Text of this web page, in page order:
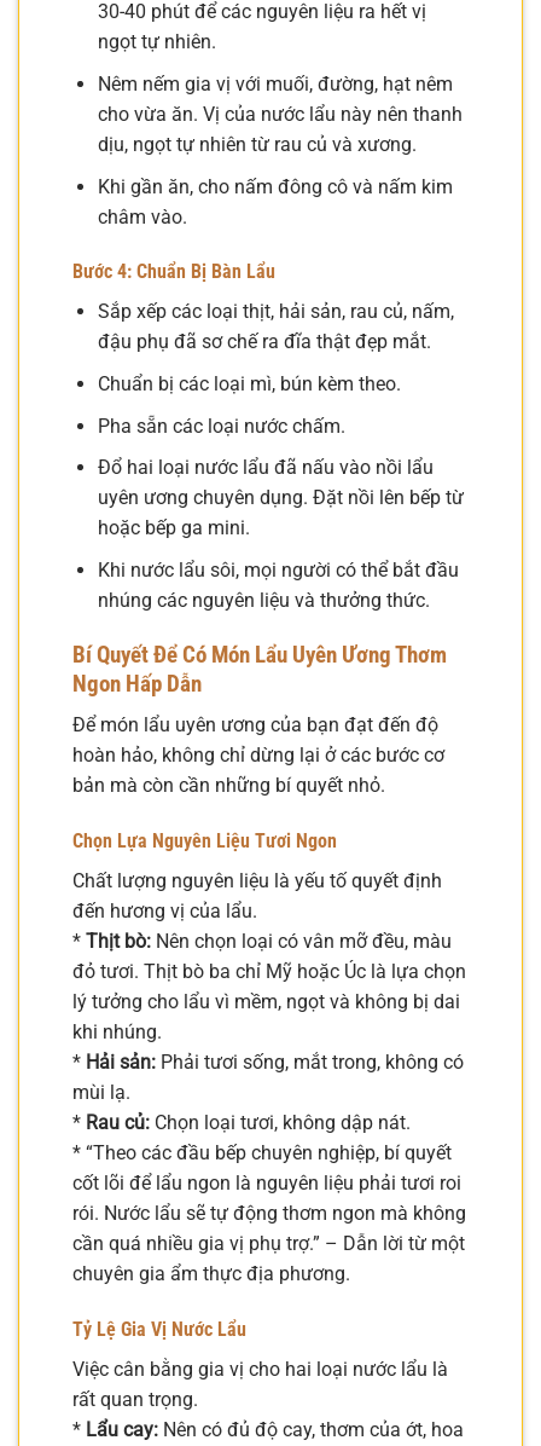
30-40 phút để các nguyên liệu ra hết vị
ngọt tự nhiên.
Nêm nếm gia vị với muối, đường, hạt nêm
cho vừa ăn. Vị của nước lẩu này nên thanh
dịu, ngọt tự nhiên từ rau củ và xương.
Khi gần ăn, cho nấm đông cô và nấm kim
châm vào.
Bước 4: Chuẩn Bị Bàn Lẩu
Sắp xếp các loại thịt, hải sản, rau củ, nấm,
đậu phụ đã sơ chế ra đĩa thật đẹp mắt.
Chuẩn bị các loại mì, bún kèm theo.
Pha sẵn các loại nước chấm.
Đổ hai loại nước lẩu đã nấu vào nồi lẩu
uyên ương chuyên dụng. Đặt nồi lên bếp từ
hoặc bếp ga mini.
Khi nước lẩu sôi, mọi người có thể bắt đầu
nhúng các nguyên liệu và thưởng thức.
Bí Quyết Để Có Món Lẩu Uyên Ương Thơm
Ngon Hấp Dẫn
Để món lẩu uyên ương của bạn đạt đến độ
hoàn hảo, không chỉ dừng lại ở các bước cơ
bản mà còn cần những bí quyết nhỏ.
Chọn Lựa Nguyên Liệu Tươi Ngon
Chất lượng nguyên liệu là yếu tố quyết định
đến hương vị của lẩu.
* Thịt bò: Nên chọn loại có vân mỡ đều, màu
đỏ tươi. Thịt bò ba chỉ Mỹ hoặc Úc là lựa chọn
lý tưởng cho lẩu vì mềm, ngọt và không bị dai
khi nhúng.
* Hải sản: Phải tươi sống, mắt trong, không có
mùi lạ.
* Rau củ: Chọn loại tươi, không dập nát.
* “Theo các đầu bếp chuyên nghiệp, bí quyết
cốt lõi để lẩu ngon là nguyên liệu phải tươi roi
rói. Nước lẩu sẽ tự động thơm ngon mà không
cần quá nhiều gia vị phụ trợ.” – Dẫn lời từ một
chuyên gia ẩm thực địa phương.
Tỷ Lệ Gia Vị Nước Lẩu
Việc cân bằng gia vị cho hai loại nước lẩu là
rất quan trọng.
* Lẩu cay: Nên có đủ độ cay, thơm của ớt, hoa